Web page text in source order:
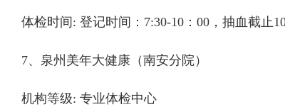
体检时间: 登记时间：7:30-10：00，抽血截止
7、泉州美年大健康（南安分院）
机构等级: 专业体检中心